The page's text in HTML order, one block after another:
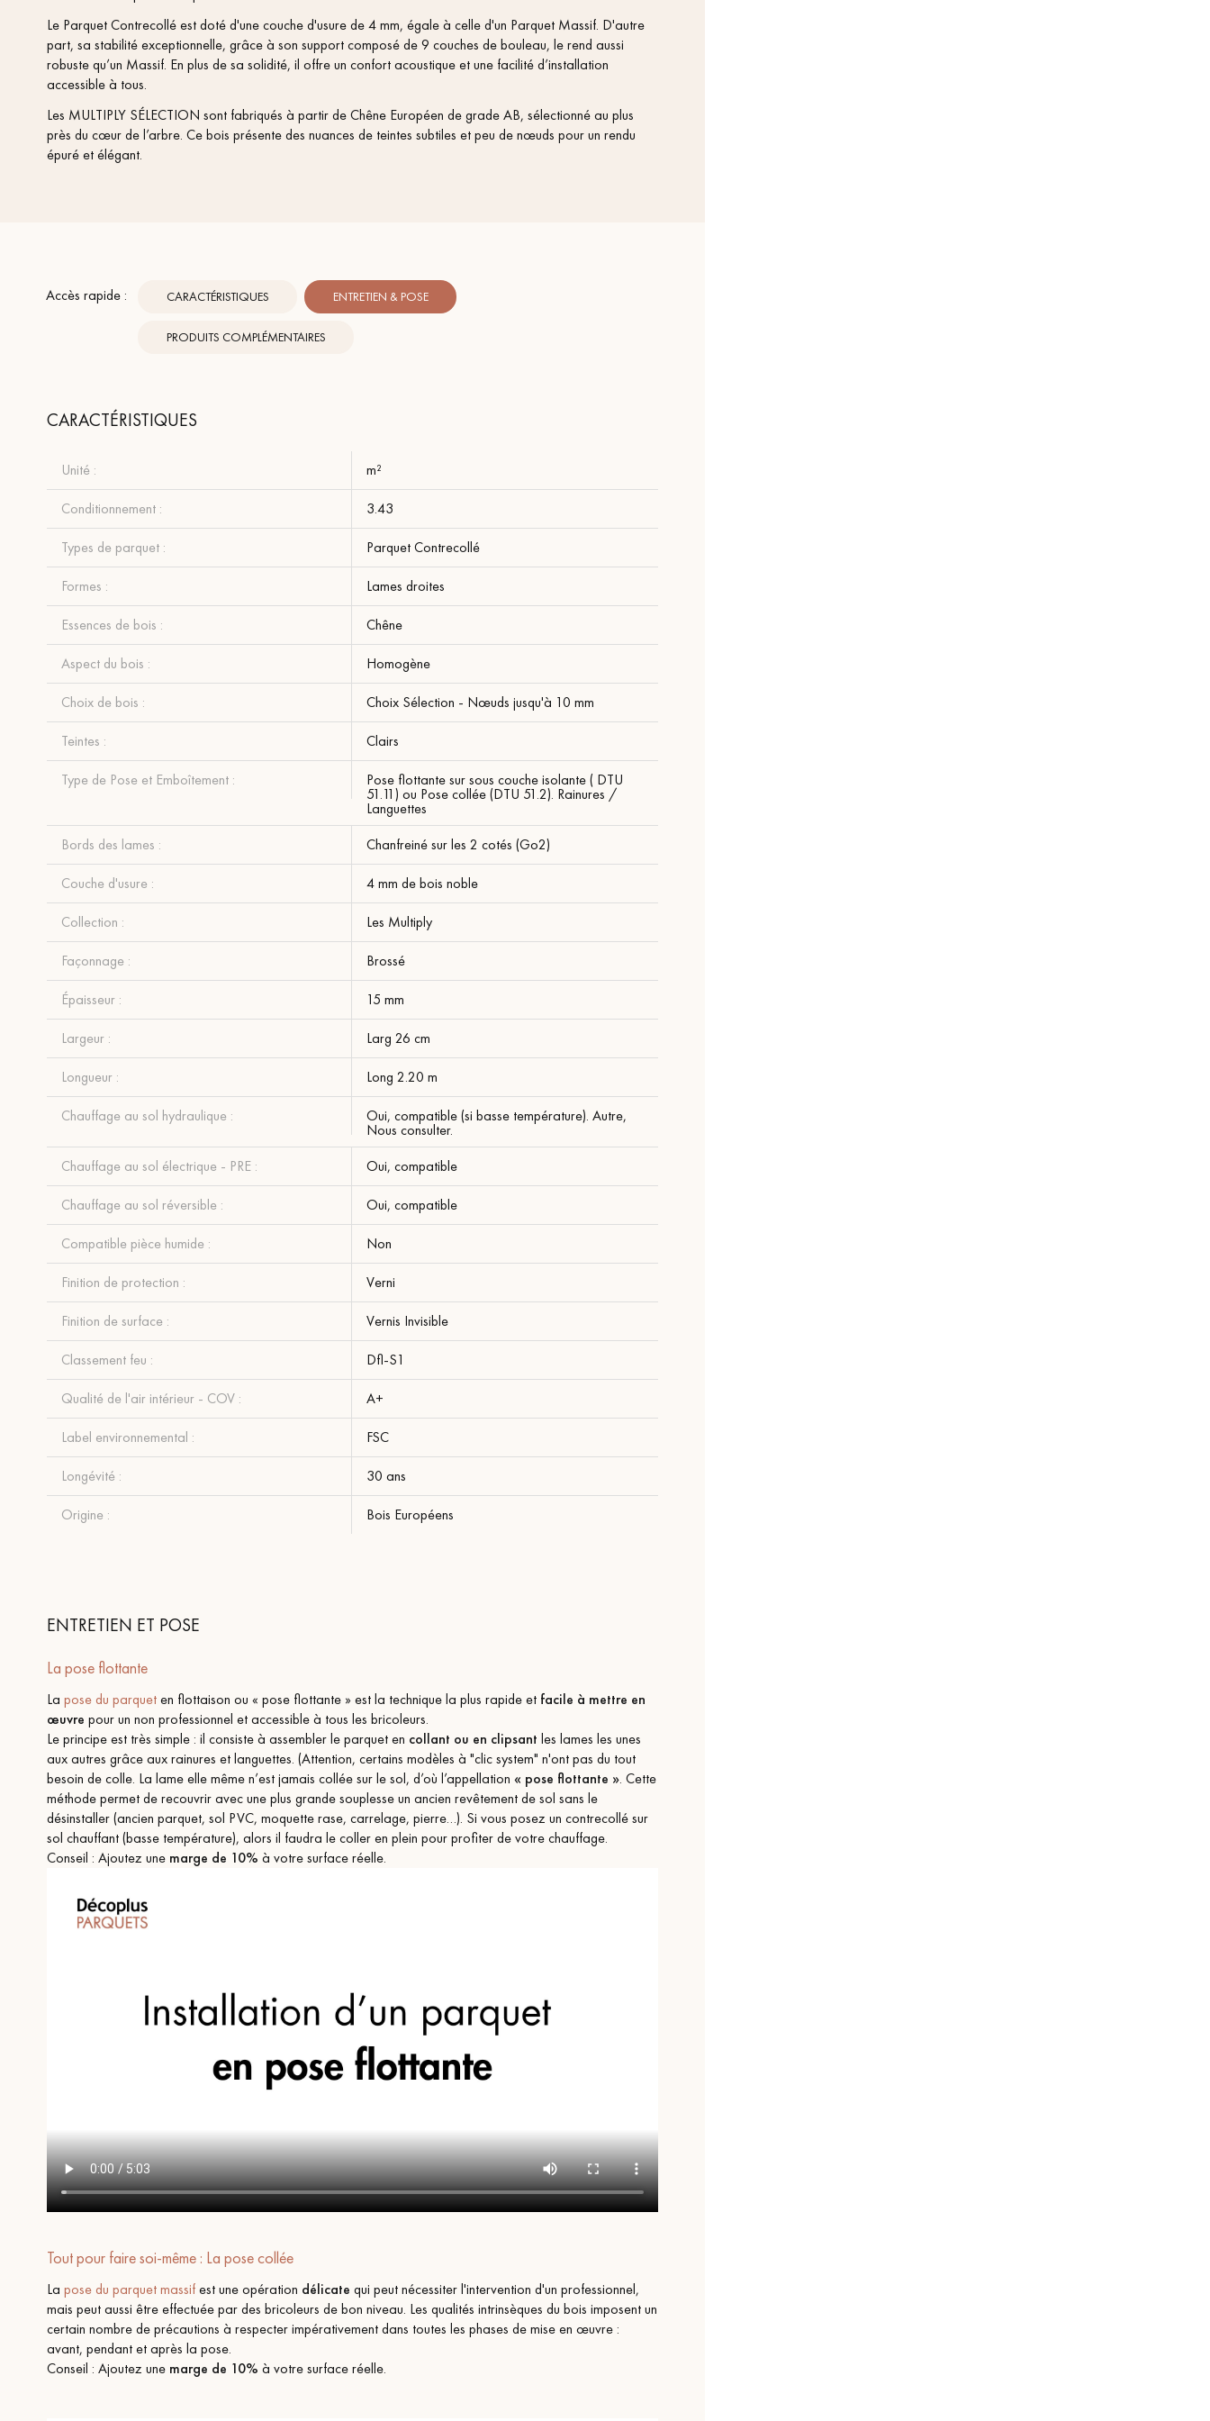
appelle
personnalisé
Le Parquet Contrecollé est doté d'une couche d'usure de 4 mm, égale à celle d'un Parquet Massif. D'autre
part, sa stabilité exceptionnelle, grâce à son support composé de 9 couches de bouleau, le rend aussi
robuste qu’un Massif. En plus de sa solidité, il offre un confort acoustique et une facilité d’installation
accessible à tous.
Les MULTIPLY SÉLECTION sont fabriqués à partir de Chêne Européen de grade AB, sélectionné au plus
près du cœur de l’arbre. Ce bois présente des nuances de teintes subtiles et peu de nœuds pour un rendu
épuré et élégant.
Accès rapide : CARACTÉRISTIQUES ENTRETIEN & POSE
PRODUITS COMPLÉMENTAIRES
CARACTÉRISTIQUES
Unité : m²
Conditionnement : 3.43
Types de parquet : Parquet Contrecollé
Formes : Lames droites
Essences de bois : Chêne
Aspect du bois : Homogène
Choix de bois : Choix Sélection - Nœuds jusqu'à 10 mm
Teintes : Clairs
Type de Pose et Emboîtement : Pose flottante sur sous couche isolante ( DTU
51.11) ou Pose collée (DTU 51.2). Rainures /
Languettes
Bords des lames :
Chanfreiné sur les 2 cotés (Go2)
Couche d'usure : 4 mm de bois noble
Collection : Les Multiply
Façonnage : Brossé
Épaisseur : 15 mm
Largeur : Larg 26 cm
Longueur : Long 2.20 m
Chauffage au sol hydraulique : Oui, compatible (si basse température). Autre,
Nous consulter.
Chauffage au sol électrique - PRE :
Oui, compatible
Chauffage au sol réversible : Oui, compatible
Compatible pièce humide : Non
Finition de protection : Verni
Finition de surface : Vernis Invisible
Classement feu : Dfl-S1
Qualité de l'air intérieur - COV : A+
Label environnemental : FSC
Longévité : 30 ans
Origine : Bois Européens
ENTRETIEN ET POSE
La pose flottante
La pose du parqueten flottaison ou « pose flottante » est la technique la plus rapide et facile à mettre en
œuvre pour un non professionnel et accessible à tous les bricoleurs.
Le principe est très simple : il consiste à assembler le parquet en collant ou en clipsant les lames les unes
aux autres grâce aux rainures et languettes. (Attention, certains modèles à "clic system" n'ont pas du tout
besoin de colle. La lame elle même n’est jamais collée sur le sol, d’où l’appellation « pose flottante ». Cette
méthode permet de recouvrir avec une plus grande souplesse un ancien revêtement de sol sans le
désinstaller (ancien parquet, sol PVC, moquette rase, carrelage, pierre…). Si vous posez un contrecollé sur
sol chauffant (basse température), alors il faudra le coller en plein pour profiter de votre chauffage.
Conseil : Ajoutez une marge de 10% à votre surface réelle.
Tout pour faire soi-même : La pose collée
La pose du parquet massifest une opération délicate qui peut nécessiter l'intervention d'un professionnel,
mais peut aussi être effectuée par des bricoleurs de bon niveau. Les qualités intrinsèques du bois imposent un
certain nombre de précautions à respecter impérativement dans toutes les phases de mise en œuvre :
avant, pendant et après la pose.
Conseil : Ajoutez une marge de 10% à votre surface réelle.